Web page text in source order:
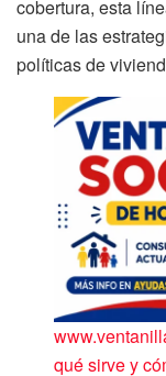
cobertura, esta
una de las
políticas de
qué sirve y